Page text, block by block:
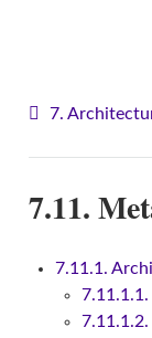
7.
7.11.
7.11.1.